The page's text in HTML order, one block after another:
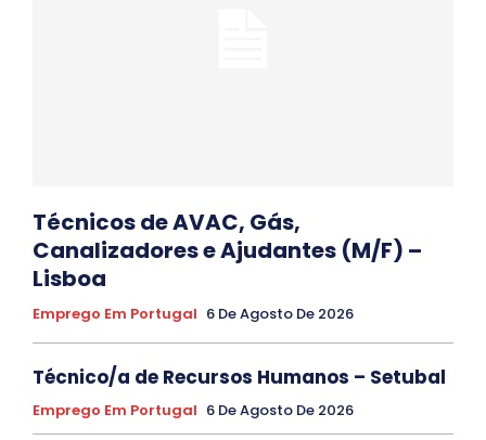
Técnicos de AVAC, Gás,
Canalizadores e Ajudantes (M/F) –
Lisboa
Emprego Em Portugal 6 De Agosto De 2026
Técnico/a de Recursos Humanos – Setubal
Emprego Em Portugal 6 De Agosto De 2026